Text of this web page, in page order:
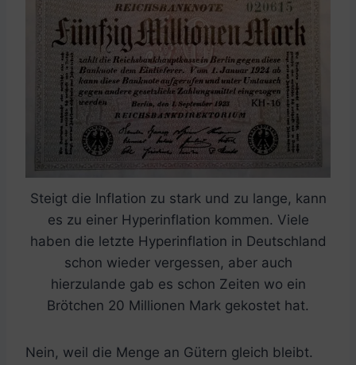
Steigt die Inflation zu stark und zu lange, kann
es zu einer Hyperinflation kommen. Viele
haben die letzte Hyperinflation in Deutschland
schon wieder vergessen, aber auch
hierzulande gab es schon Zeiten wo ein
Brötchen 20 Millionen Mark gekostet hat.
Nein, weil die Menge an Gütern gleich bleibt.